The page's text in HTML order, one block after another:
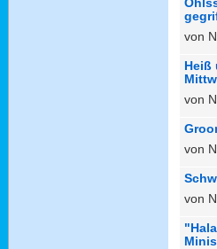
von
Heiß
von
von
von